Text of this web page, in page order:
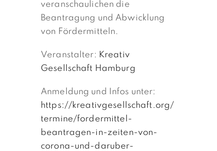
veranschaulichen die
Beantragung und Abwicklung
von Fördermitteln.
Veranstalter: Kreativ
Gesellschaft Hamburg
Anmeldung und Infos unter:
https://kreativgesellschaft.org/
termine/fordermittel-
beantragen-in-zeiten-von-
corona-und-daruber-